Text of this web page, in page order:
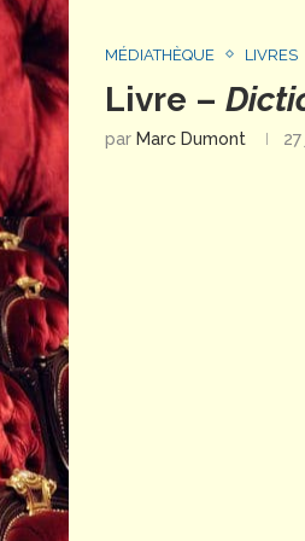
MÉDIATHÈQUE LIVRES
Livre –
par Marc Dumont